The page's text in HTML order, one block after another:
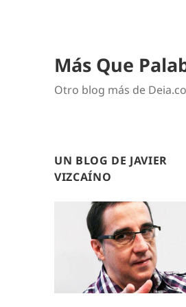
Más Que
Otro blog más de
UN BLOG DE JAVIER
VIZCAÍNO